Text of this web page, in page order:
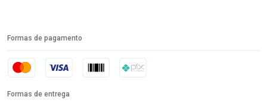
Formas de pagamento
Formas de entrega